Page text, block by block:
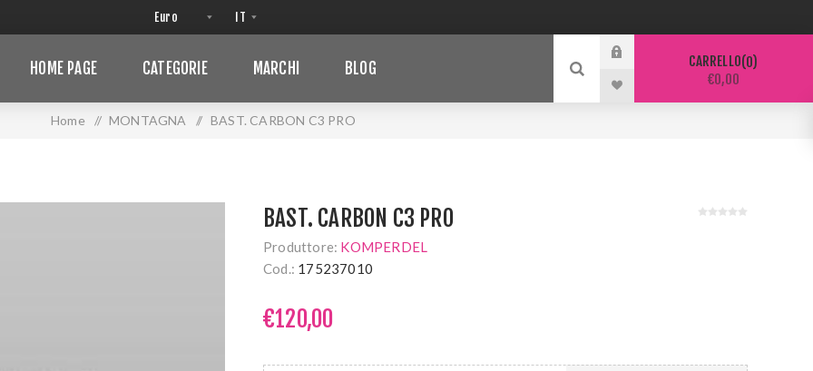
HOME PAGE CATEGORIE MARCHI BLOG CARRELLO 0
€0,00
Home / MONTAGNA / BAST. CARBON C3 PRO
BAST. CARBON C3 PRO
Produttore: KOMPERDEL
Cod.: 175237010
€120,00